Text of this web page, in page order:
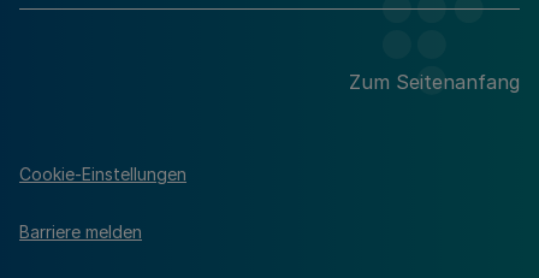
Zum Seitenanfang
Cookie-Einstellungen
Barriere melden